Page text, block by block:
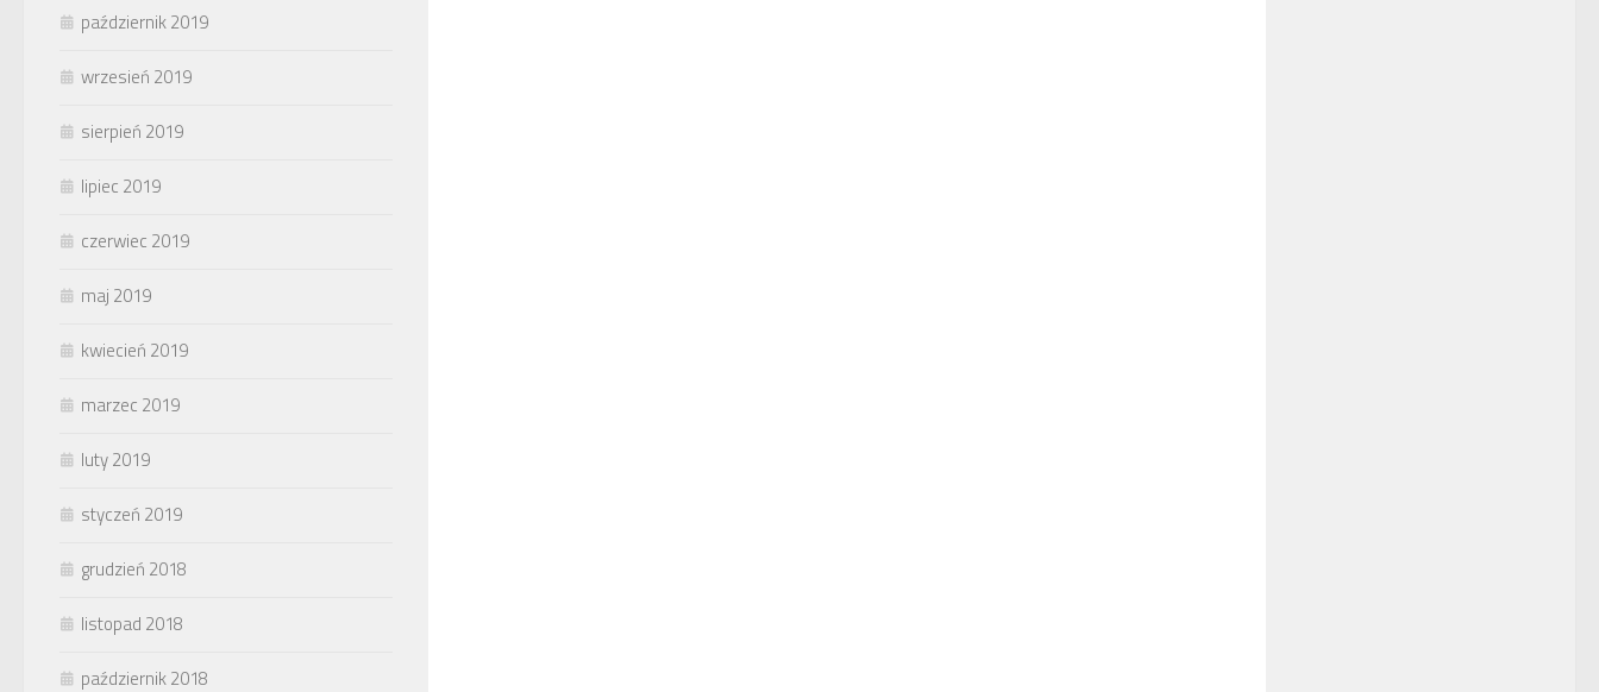
październik 2019
wrzesień 2019
sierpień 2019
lipiec 2019
czerwiec 2019
maj 2019
kwiecień 2019
marzec 2019
luty 2019
styczeń 2019
grudzień 2018
listopad 2018
październik 2018